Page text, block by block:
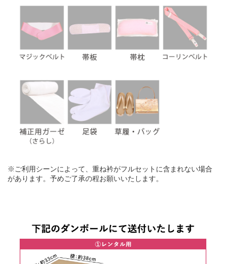
※ご利用シーンによって、重ね衿がフルセットに含まれない場合
があります。予めご了承の程お願いいたします。